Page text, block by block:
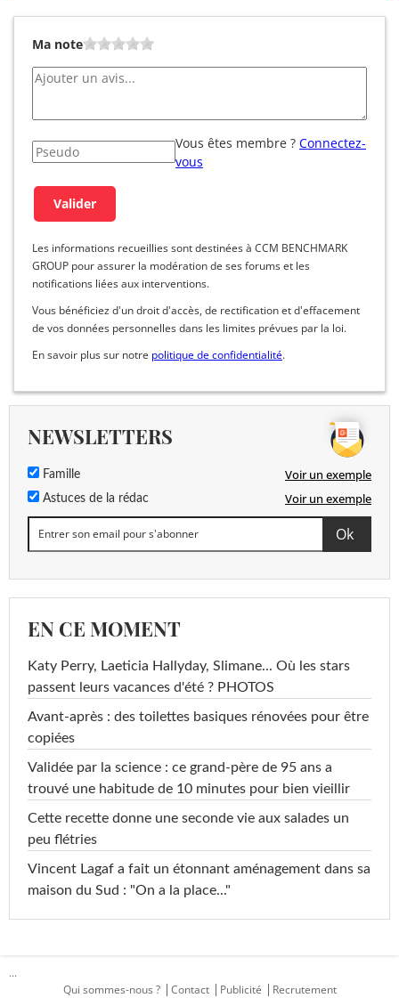
Ma note
Vous êtes membre ? Connectez-
vous
Les informations recueillies sont destinées à CCM BENCHMARK
GROUP pour assurer la modération de ses forums et les
notifications liées aux interventions.
Vous bénéficiez d'un droit d'accès, de rectification et d'effacement
de vos données personnelles dans les limites prévues par la loi.
En savoir plus sur notre politique de confidentialité.
NEWSLETTERS
Famille Voir un exemple
Astuces de la rédac Voir un exemple
EN CE MOMENT
Katy Perry, Laeticia Hallyday, Slimane... Où les stars
passent leurs vacances d'été ? PHOTOS
Avant-après : des toilettes basiques rénovées pour être
copiées
Validée par la science : ce grand-père de 95 ans a
trouvé une habitude de 10 minutes pour bien vieillir
Cette recette donne une seconde vie aux salades un
peu flétries
Vincent Lagaf a fait un étonnant aménagement dans sa
maison du Sud : "On a la place..."
...
Qui sommes-nous ?
Contact Publicité
Recrutement